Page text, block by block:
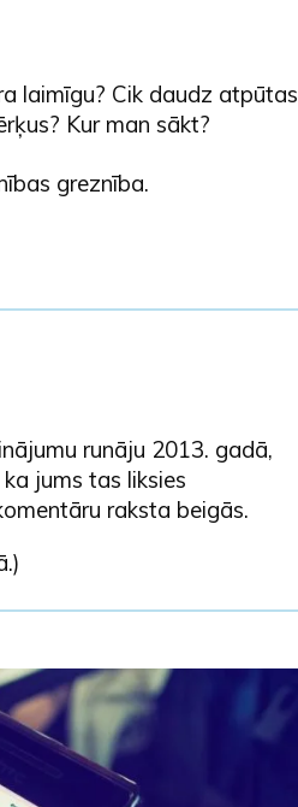
laimīgu? Cik daudz atpūtas
Kur man sākt?
greznība.
runāju 2013. gadā,
jums tas liksies
raksta beigās.